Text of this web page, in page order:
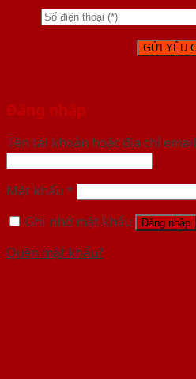
Đăng nhập
Tên tài khoản hoặc địa chỉ email
Mật khẩu *
Ghi nhớ mật khẩu
Đăng nhập
Quên mật khẩu?